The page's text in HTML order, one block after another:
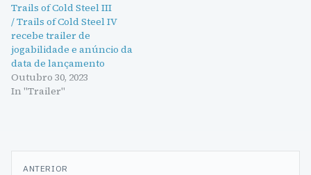
Trails of Cold Steel III
/ Trails of Cold Steel IV
recebe trailer de
jogabilidade e anúncio da
data de lançamento
Outubro 30, 2023
In "Trailer"
Navegação
ANTERIOR